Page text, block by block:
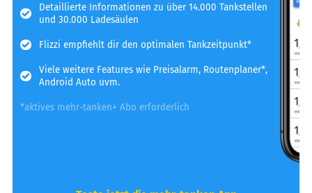
Detaillierte Informationen zu über 14.000 Tankstellen
und 30.000 Ladesäulen
Flizzi empfiehlt dir den optimalen Tankzeitpunkt*
Viele weitere Features wie Preisalarm, Routenplaner*,
Android Auto uvm.
*aktives mehr-tanken+ Abo erforderlich